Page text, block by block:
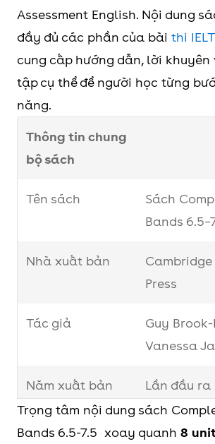
Assessment English. Nội dung
đầy đủ các phần của bài thi
cung cấp hướng dẫn, lời
tập cụ thể để người học từng
năng.
Thông tin chung
bộ sách
Tên sách
Sách
Bands
Nhà xuất bản
Press
Tác giả
Guy
Vanessa
Năm xuất bản
Lần đầu ra
2012
Trọng tâm nội dung sách
Bands 6.5-7.5 xoay quanh 8